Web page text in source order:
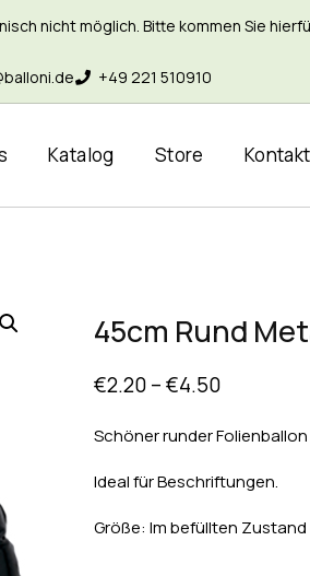
nicht möglich. Bitte kommen Sie
+49 221 510910
Katalog Store Kontakt
45cm Rund
€2.20–€4.50
Schöner runder
Ideal für Beschriftungen.
Größe: Im befüllten